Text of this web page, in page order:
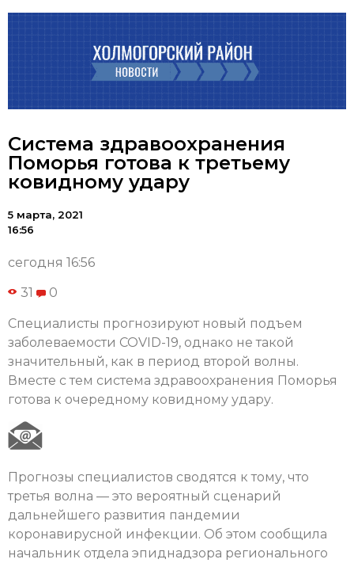
Система здравоохранения
Поморья готова к третьему
ковидному удару
5 марта, 2021
16:56
сегодня 16:56
31 0
Специалисты прогнозируют новый подъем
заболеваемости COVID-19, однако не такой
значительный, как в период второй волны.
Вместе с тем система здравоохранения Поморья
готова к очередному ковидному удару.
Прогнозы специалистов сводятся к тому, что
третья волна — это вероятный сценарий
дальнейшего развития пандемии
коронавирусной инфекции. Об этом сообщила
начальник отдела эпиднадзора регионального